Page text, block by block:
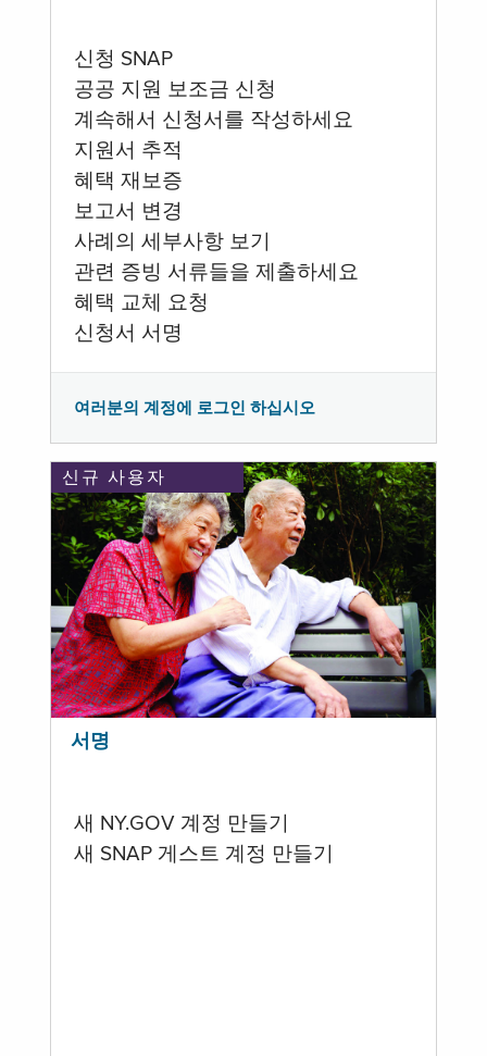
신청 SNAP
공공 지원 보조금 신청
계속해서 신청서를 작성하세요
지원서 추적
혜택 재보증
보고서 변경
사례의 세부사항 보기
관련 증빙 서류들을 제출하세요
혜택 교체 요청
신청서 서명
여러분의 계정에 로그인 하십시오
신규 사용자
서명
새 NY.GOV 계정 만들기
새 SNAP 게스트 계정 만들기